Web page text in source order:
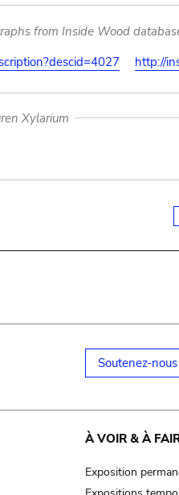
from Inside Wood
http://
Xylarium
Soutenez-nous
À VOIR & À
Exposition